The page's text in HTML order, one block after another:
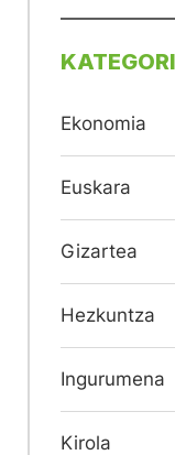
Ekonomia
Euskara
Gizartea
Hezkuntza
Ingurumena
Kirola